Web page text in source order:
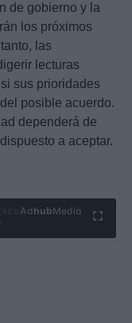
de gobierno y la
los próximos
las
lecturas
sus prioridades
posible acuerdo.
dependerá de
a aceptar.
Ad hubMedia